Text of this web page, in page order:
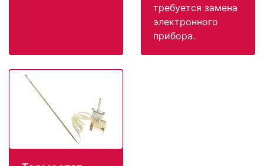
требуется замена
электронного
прибора.